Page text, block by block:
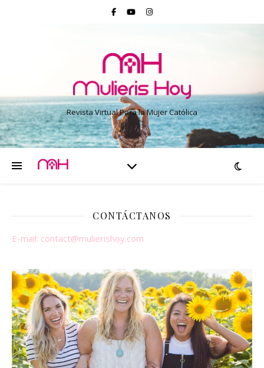
Revista Virtual Para la Mujer Católica
CONTÁCTANOS
E-mail: contact@mulierishoy.com